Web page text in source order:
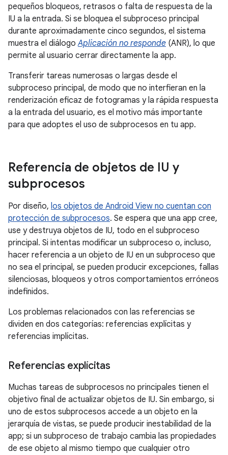
pequeños bloqueos, retrasos o falta de respuesta de la
IU a la entrada. Si se bloquea el subproceso principal
durante aproximadamente cinco segundos, el sistema
muestra el diálogoAplicación no responde (ANR), lo que
permite al usuario cerrar directamente la app.
Transferir tareas numerosas o largas desde el
subproceso principal, de modo que no interfieran en la
renderización eficaz de fotogramas y la rápida respuesta
a la entrada del usuario, es el motivo más importante
para que adoptes el uso de subprocesos en tu app.
Referencia de objetos de IU y
subprocesos
Por diseño, los objetos de Android View no cuentan con
protección de subprocesos. Se espera que una app cree,
use y destruya objetos de IU, todo en el subproceso
principal. Si intentas modificar un subproceso o, incluso,
hacer referencia a un objeto de IU en un subproceso que
no sea el principal, se pueden producir excepciones, fallas
silenciosas, bloqueos y otros comportamientos erróneos
indefinidos.
Los problemas relacionados con las referencias se
dividen en dos categorías: referencias explícitas y
referencias implícitas.
Referencias explícitas
Muchas tareas de subprocesos no principales tienen el
objetivo final de actualizar objetos de IU. Sin embargo, si
uno de estos subprocesos accede a un objeto en la
jerarquía de vistas, se puede producir inestabilidad de la
app; si un subproceso de trabajo cambia las propiedades
de ese objeto al mismo tiempo que cualquier otro